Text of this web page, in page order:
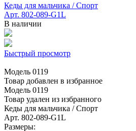
Кеды для мальчика / Спорт
Арт. 802-089-G1L
В наличии
Быстрый просмотр
Модель 0119
Товар добавлен в избранное
Модель 0119
Товар удален из избранного
Кеды для мальчика / Спорт
Арт. 802-089-G1L
Размеры: